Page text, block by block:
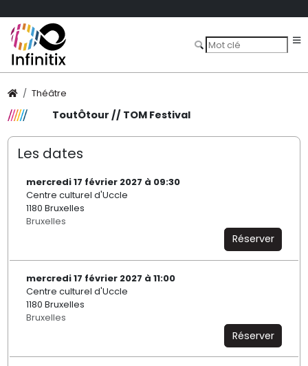
Théâtre
ToutÔtour // TOM Festival
Les dates
mercredi 17 février 2027 à 09:30
Centre culturel d'Uccle
1180 Bruxelles
Bruxelles
Réserver
mercredi 17 février 2027 à 11:00
Centre culturel d'Uccle
1180 Bruxelles
Bruxelles
Réserver